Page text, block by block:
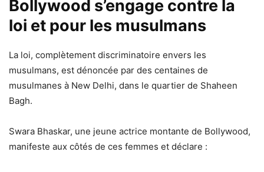
Bollywood s’engage contre la
loi et pour les musulmans
La loi, complètement discriminatoire envers les
musulmans, est dénoncée par des centaines de
musulmanes à New Delhi, dans le quartier de Shaheen
Bagh.
Swara Bhaskar, une jeune actrice montante de Bollywood,
manifeste aux côtés de ces femmes et déclare :